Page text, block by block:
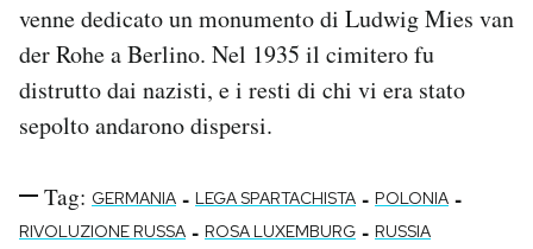
venne dedicato un monumento di Ludwig Mies van
der Rohe a Berlino. Nel 1935 il cimitero fu
distrutto dai nazisti, e i resti di chi vi era stato
sepolto andarono dispersi.
Tag: GERMANIA - LEGA SPARTACHISTA - POLONIA -
RIVOLUZIONE RUSSA - ROSA LUXEMBURG - RUSSIA